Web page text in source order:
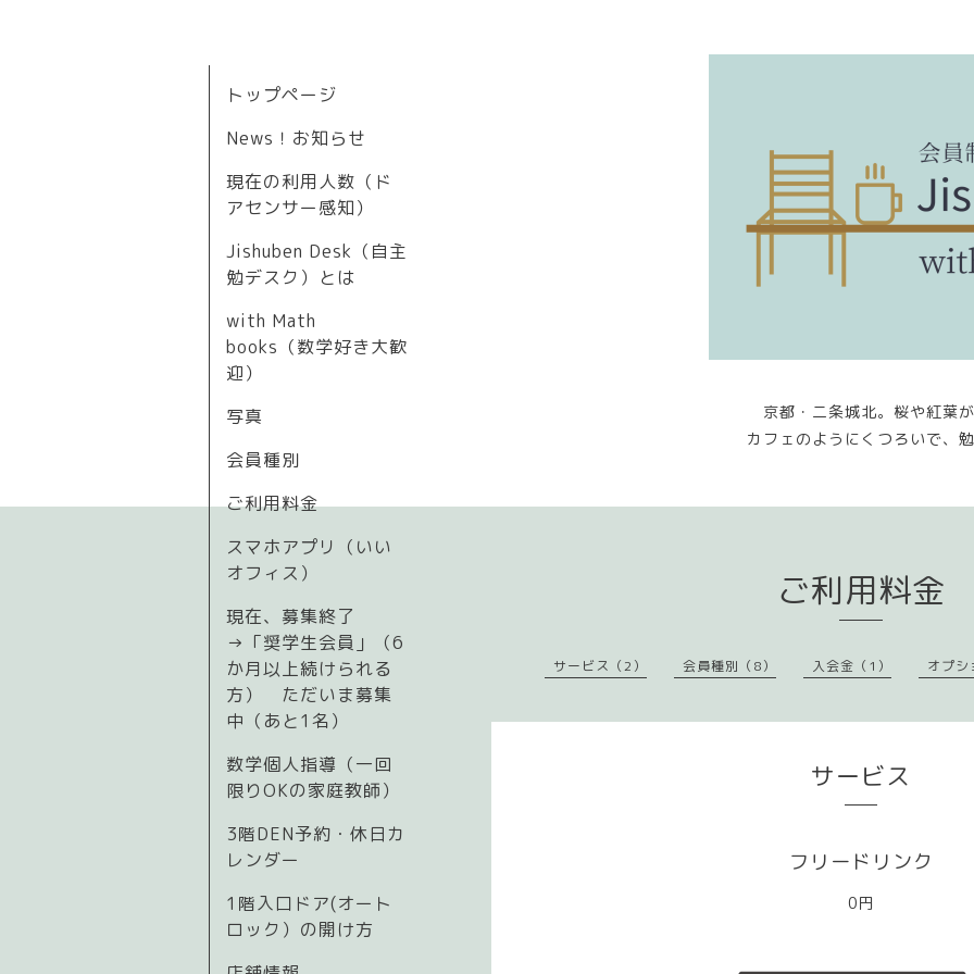
京都・二条城北。桜や紅葉
カフェのようにくつろいで、
トップページ
News！お知らせ
現在の利用人数（ド
アセンサー感知）
Jishuben Desk（自主
勉デスク）とは
with Math
books（数学好き大歓
迎）
写真
会員種別
ご利用料金
スマホアプリ（いい
オフィス）
現在、募集終了
→「奨学生会員」（6
か月以上続けられる
方） ただいま募集
中（あと1名）
数学個人指導（一回
限りOKの家庭教師）
3階DEN予約・休日カ
レンダー
1階入口ドア(オート
ロック）の開け方
ご利用料金
サービス（2） 会員種別（8） 入会金（1） オプシ
サービス
フリードリンク
0円